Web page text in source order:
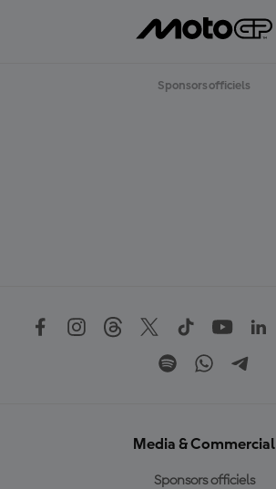
Sponsors officiels
Media & Commercial
Sponsors officiels